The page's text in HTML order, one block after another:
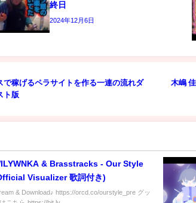
終日
2024年12月6日
で稼げるペラサイトを作る一連の流れダ
ト版
木嶋
& Brasstracks - Our Style
Visualizer 歌詞付き)
& Download♪ https://orcd.co/ourstyle_pre グッ